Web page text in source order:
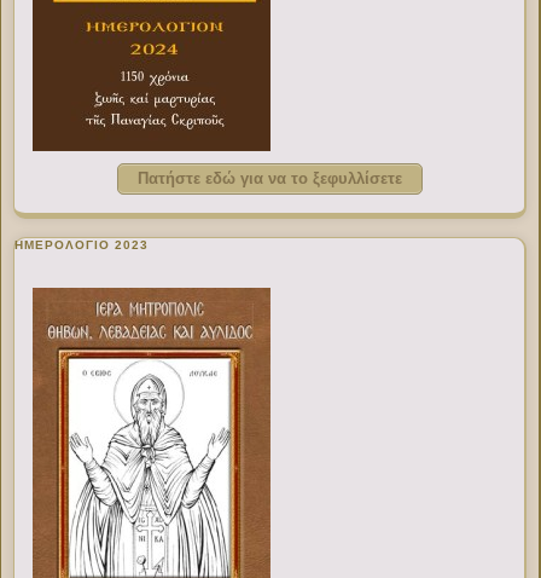
Πατήστε εδώ για να το ξεφυλλίσετε
ΗΜΕΡΟΛΟΓΙΟ 2023